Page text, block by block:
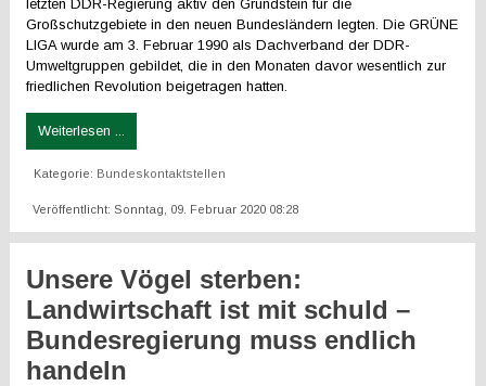
letzten DDR-Regierung aktiv den Grundstein für die
Großschutzgebiete in den neuen Bundesländern legten. Die GRÜNE
LIGA wurde am 3. Februar 1990 als Dachverband der DDR-
Umweltgruppen gebildet, die in den Monaten davor wesentlich zur
friedlichen Revolution beigetragen hatten.
Weiterlesen ...
Kategorie: Bundeskontaktstellen
Veröffentlicht: Sonntag, 09. Februar 2020 08:28
Unsere Vögel sterben:
Landwirtschaft ist mit schuld –
Bundesregierung muss endlich
handeln